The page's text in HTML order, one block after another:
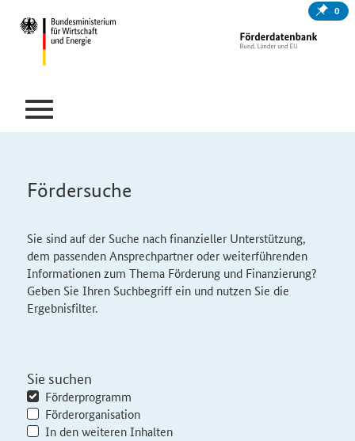
0
Fördersuche
Sie sind auf der Suche nach finanzieller Unterstützung,
dem passenden Ansprechpartner oder weiterführenden
Informationen zum Thema Förderung und Finanzierung?
Geben Sie Ihren Suchbegriff ein und nutzen Sie die
Ergebnisfilter.
Sie suchen
Förderprogramm
Förderorganisation
In den weiteren Inhalten